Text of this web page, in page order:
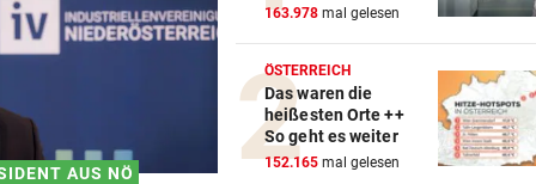
AUS NÖ
163.978 mal gelesen
ÖSTERREICH
Das waren die
heißesten Orte ++
So geht es weiter
152.165 mal gelesen